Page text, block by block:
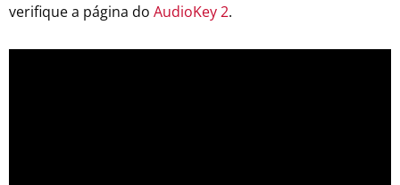
verifique a página do AudioKey 2.